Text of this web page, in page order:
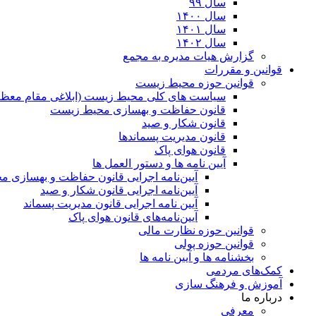
سال ۹۹
سال ۱۴۰۰
سال ۱۴۰۱
سال ۱۴۰۲
گزارش هیات مدیره به مجمع
قوانین و مقررات
قوانین حوزه محیط زیست
ﺳﯿﺎﺳﺖ ﻫﺎی ﮐﻠﯽ ﻣﺤﯿﻂ زﯾﺴﺖ (ابلاغی مقام
قانون حفاظت و بهسازی محیط زیست
قانون شکار و صید
قانون مدیریت پسماندها
قانون هوای پاک
آیین نامه ها و دستور العمل ها
آیین‌نامه اجرایی قانون حفاظت و
آیین‌نامه اجرایی قانون شکار و صید
آیین نامه اجرایی قانون مدیریت پسماند
آیین‌نامه‌های قانون هوای پاک
قوانین حوزه نظارت مالی
قوانین حوزه پولی
بخشنامه ها و آیین نامه ها
کمک‌های مردمی
آموزش و فرهنگ سازی
درباره ما
معرفی